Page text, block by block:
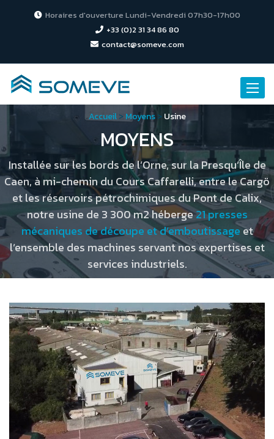
Horaires d'ouverture Lundi-Vendredi 07h30-17h00
+33 (0)2 31 34 86 80
contact@someve.com
Toggle
Accueil>Moyens> Usine
MOYENS
Installée sur les bords de l’Orne, sur la Presqu’Île de
Caen, à mi-chemin du Cours Caffarelli, entre le Cargö
et les réservoirs pétrochimiques du Pont de Calix,
notre usine de 3 300 m2 héberge21 presses
mécaniques de découpe et d’emboutissageet
l’ensemble des machines servant nos expertises et
services industriels.